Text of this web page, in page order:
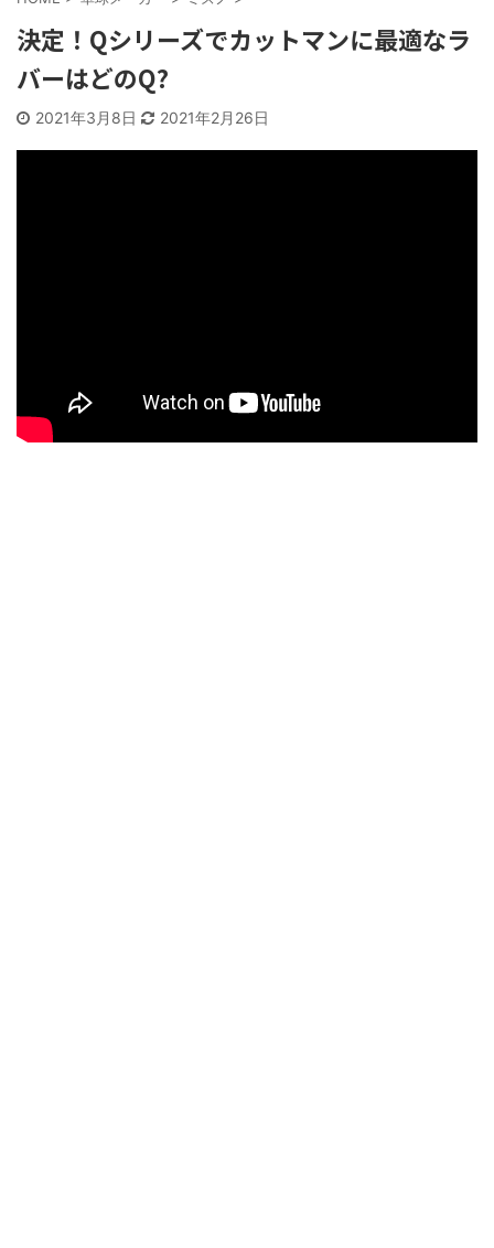
決定！Qシリーズでカットマンに最適なラ
バーはどのQ?
2021年3月8日 2021年2月26日